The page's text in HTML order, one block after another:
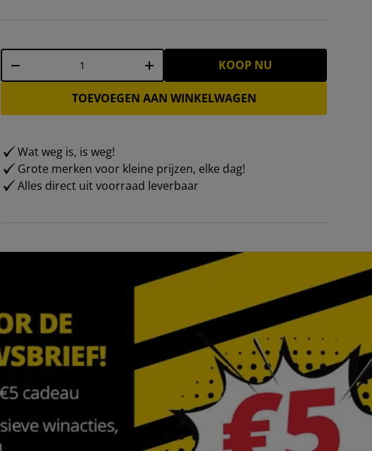
Aantal
- + KOOP NU
TOEVOEGEN AAN WINKELWAGEN
Wat weg is, is weg!
Grote merken voor kleine prijzen, elke dag!
Alles direct uit voorraad leverbaar